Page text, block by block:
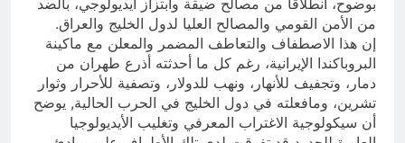
من الأمن القومي والمصالح العليا لدول الخليج والعراق.
إن هذا الاصطفاف والتعاطف المضمر والمعلن مع ماكينة
البروباكندا الإيرانية، رغم كل ما أحدثته أذرع طهران من
دمار، وتجفيف للأنهار، ونهب للدولار، وتصفية للأحرار وثوار
تشرين، ومافعلته في دول الخليج في الحرب الحالية, يوضح
أن سيكولوجية الاغتراب المعرفي وتغليب الأيديولوجيا